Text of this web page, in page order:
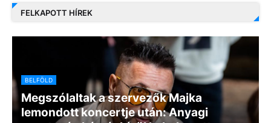
FELKAPOTT HÍREK
BELFÖLD
Megszólaltak a szervezők Majka
lemondott koncertje után: Anyagi